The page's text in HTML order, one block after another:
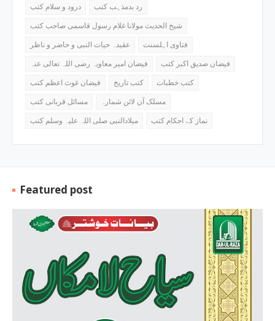
درود و سلام کتب
رد بدمذہب کتب
شیخ الحدیث مولانا غلام رسول قاسمی صاحب کتب
عقیدہ حیات النبی و حاضر و ناظر
فتاوی اہلسنت
فیضان امیر معاویہ رضی اللہ تعالی عنہ
فیضان صدیق اکبر کتب
فیضان غوث اعظم کتب
کتب تاریخ
کتب خطبات
مسائل قربانی کتب
مسلک آن لائن شمارہ
میلادالنبی صلی اللہ علیہ وسلم کتب
نماز کے احکام کتب
Featured post